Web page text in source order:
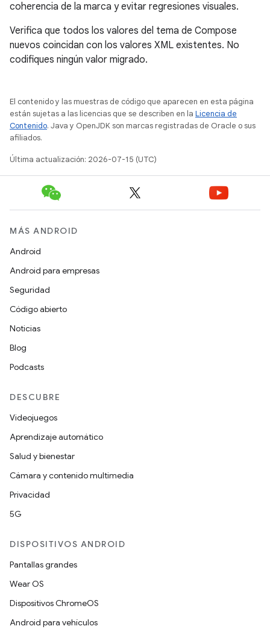
coherencia de la marca y evitar regresiones visuales.
Verifica que todos los valores del tema de Compose
nuevos coincidan con los valores XML existentes. No
codifiques ningún valor migrado.
El contenido y las muestras de código que aparecen en esta página
están sujetas a las licencias que se describen en la Licencia de
Contenido. Java y OpenJDK son marcas registradas de Oracle o sus
afiliados.
Última actualización: 2026-07-15 (UTC)
MÁS ANDROID
Android
Android para empresas
Seguridad
Código abierto
Noticias
Blog
Podcasts
DESCUBRE
Videojuegos
Aprendizaje automático
Salud y bienestar
Cámara y contenido multimedia
Privacidad
5G
DISPOSITIVOS ANDROID
Pantallas grandes
Wear OS
Dispositivos ChromeOS
Android para vehículos